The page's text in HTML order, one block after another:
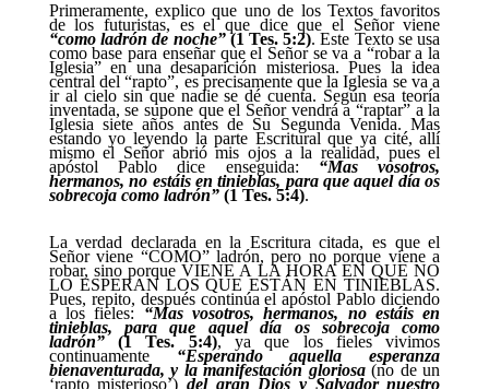
Primeramente, explico que uno de los Textos favoritos
de los futuristas, es el que dice que el Señor viene
“como ladrón de noche”(1 Tes. 5:2). Este Texto se usa
como base para enseñar que el Señor se va a “robar a la
Iglesia” en una desaparición misteriosa. Pues la idea
central del “rapto”, es precisamente que la Iglesia se va a
ir al cielo sin que nadie se dé cuenta. Según esa teoría
inventada, se supone que el Señor vendrá a “raptar” a la
Iglesia siete años antes de Su Segunda Venida. Mas
estando yo leyendo la parte Escritural que ya cité, allí
mismo el Señor abrió mis ojos a la realidad, pues el
apóstol Pablo dice enseguida: “Mas vosotros,
hermanos, no estáis en tinieblas, para que aquel día os
sobrecoja como ladrón” (1 Tes. 5:4).
La verdad declarada en la Escritura citada, es que el
Señor viene “COMO” ladrón, pero no porque viene a
robar, sino porque VIENE A LA HORA EN QUE NO
LO ESPERAN LOS QUE ESTÁN EN TINIEBLAS.
Pues, repito, después continúa el apóstol Pablo diciendo
a los fieles: “Mas vosotros, hermanos, no estáis en
tinieblas, para que aquel día os sobrecoja como
ladrón”(1 Tes. 5:4), ya que los fieles vivimos
continuamente “Esperando aquella esperanza
bienaventurada, y la manifestación gloriosa(no de un
‘rapto misterioso’)del gran Dios y Salvador nuestro